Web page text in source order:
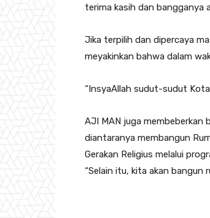
terima kasih dan
Jika terpilih dan dipercaya
meyakinkan bahwa dalam
“InsyaAllah sudut-sudut
AJI MAN juga membeberkan
diantaranya membangun
Gerakan Religius melalui
“Selain itu, kita akan bangun